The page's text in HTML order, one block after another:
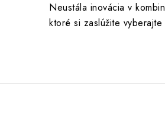
Neustála inovácia v
ktoré si zaslúžite vyberajte